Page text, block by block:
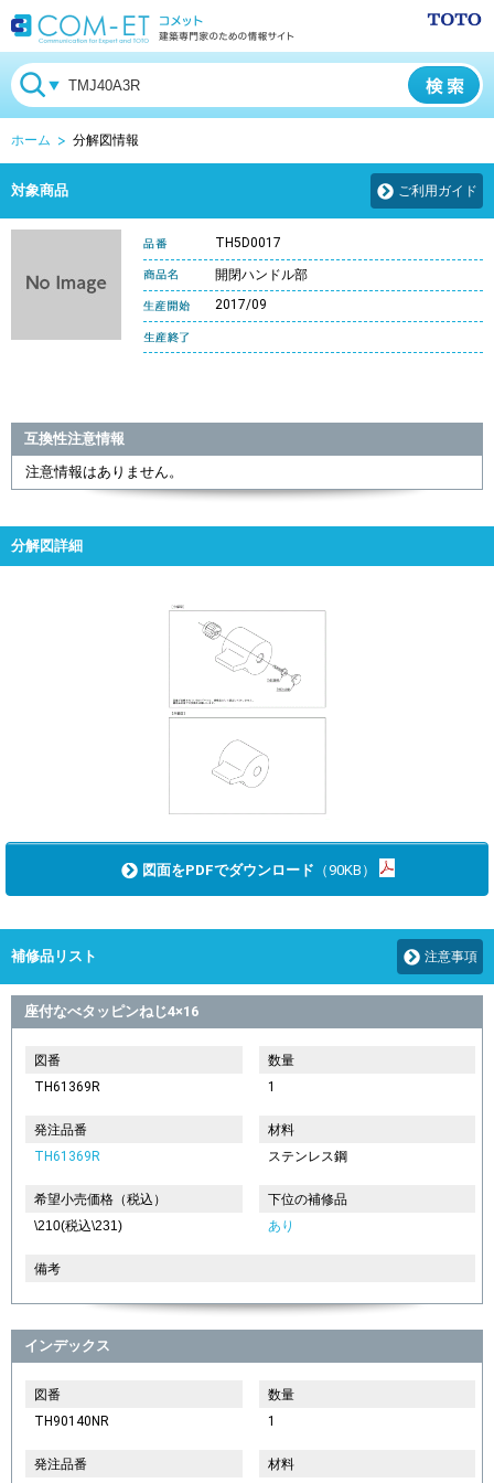
ホーム 分解図情報
対象商品 ご利用ガイド
TH5D0017
開閉ハンドル部
2017/09
互換性注意情報
注意情報はありません。
分解図詳細
図面をPDFでダウンロード （90KB）
補修品リスト 注意事項
座付なべタッピンねじ4×16
図番
TH61369R
数量
1
発注品番
TH61369R
材料
ステンレス鋼
希望小売価格（税込）
\210(税込\231)
下位の補修品
あり
備考
インデックス
図番
TH90140NR
数量
1
発注品番
材料